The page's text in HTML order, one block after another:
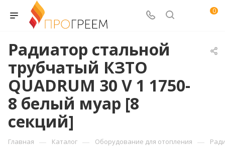
0
Радиатор стальной
трубчатый КЗТО
QUADRUM 30 V 1 1750-
8 белый муар [8
секций]
Главная — Каталог — Оборудование для отопления —